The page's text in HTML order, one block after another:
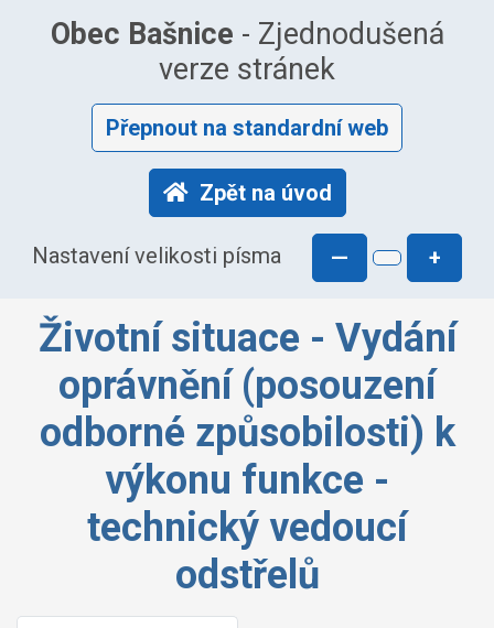
Obec Bašnice - Zjednodušená
verze stránek
Přepnout na standardní web
Zpět na úvod
Nastavení velikosti písma — +
Životní situace - Vydání
oprávnění (posouzení
odborné způsobilosti) k
výkonu funkce -
technický vedoucí
odstřelů